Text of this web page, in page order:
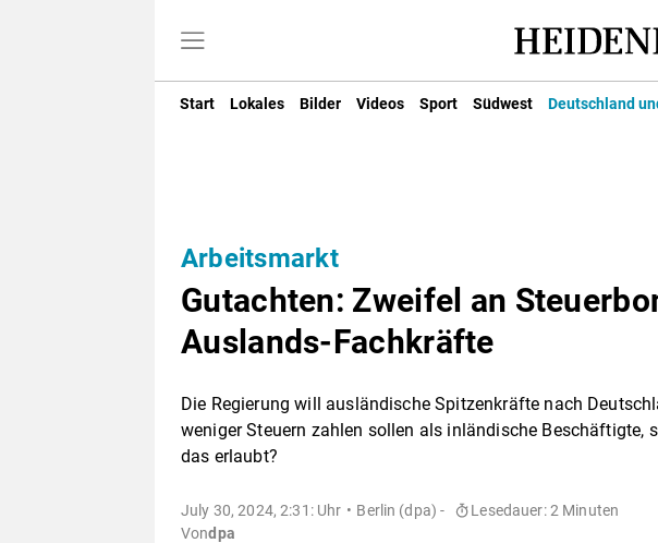
Start Lokales Bilder Videos Sport Südwest Deutschland
Arbeitsmarkt
Gutachten: Zweifel an
Auslands-Fachkräfte
Die Regierung will ausländische Spitzenkräfte nach
weniger Steuern zahlen sollen als inländische Beschäftigte,
das erlaubt?
July 30, 2024, 2:31: Uhr Berlin (dpa) -
Lesedauer: 2 Minuten
Vondpa